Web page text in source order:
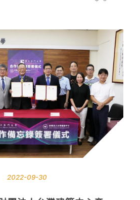
2022-09-30